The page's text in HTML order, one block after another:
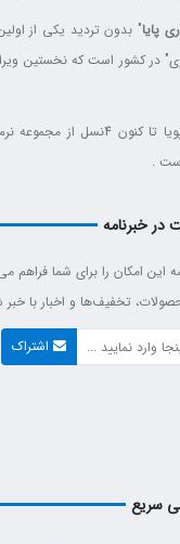
پایا" بدون تردید یکی از
شرکت الگوریتم پویا تا کنون
.
در خبرنامه
این امکان را برای شما فراهم
تخفیف‌ها و اخبار با خبر
اشتراک
سریع